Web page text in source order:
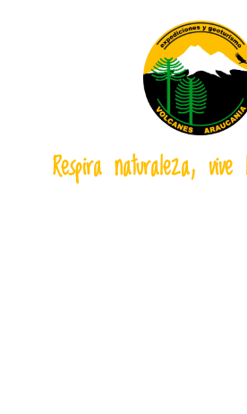
Respira naturaleza,